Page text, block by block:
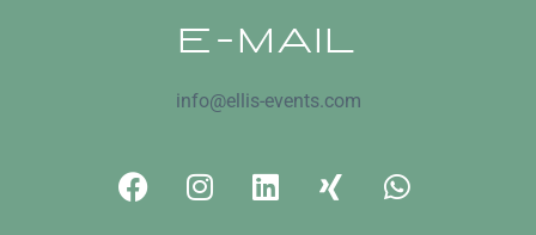
E-MAIL
info@ellis-events.com